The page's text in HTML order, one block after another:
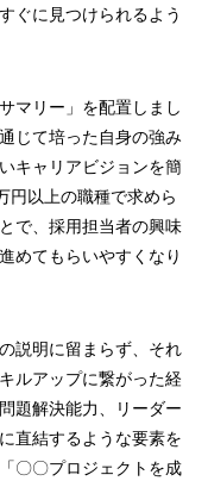
ぐに見つけられるよう
マリー」を配置しまし
じて培った自身の強み
キャリアビジョンを簡
円以上の職種で求めら
で、採用担当者の興味
めてもらいやすくなり
説明に留まらず、それ
ルアップに繋がった経
題解決能力、リーダー
直結するような要素を
〇〇プロジェクトを成